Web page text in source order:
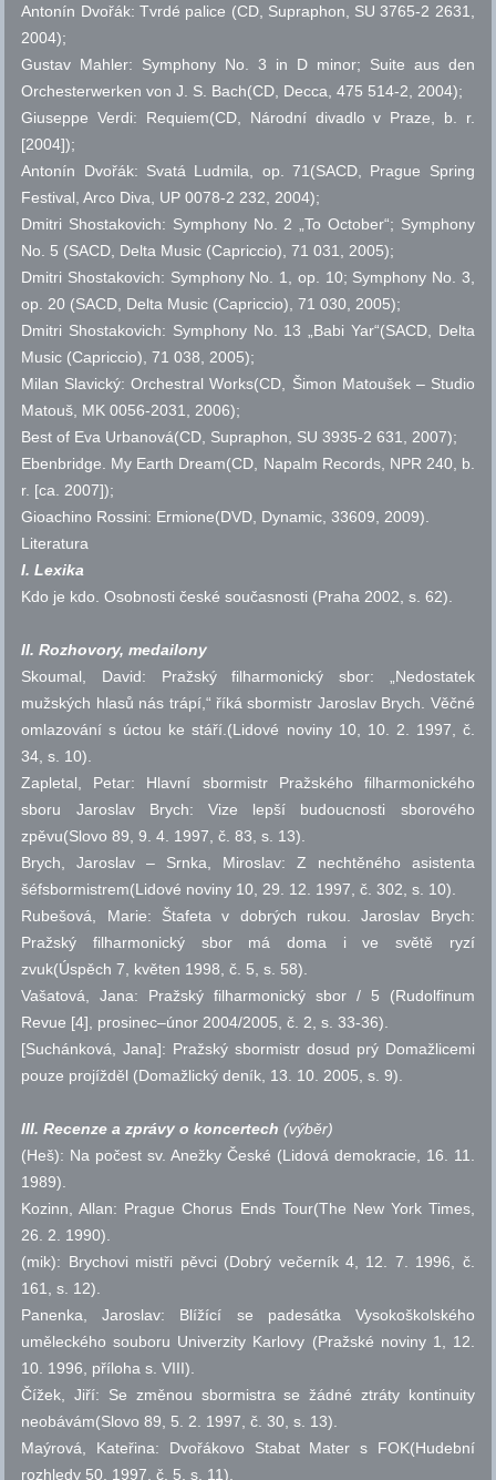
Antonín Dvořák: Tvrdé palice (CD, Supraphon, SU 3765-2 2631,
2004);
Gustav Mahler: Symphony No. 3 in D minor; Suite aus den
Orchesterwerken von J. S. Bach(CD, Decca, 475 514-2, 2004);
Giuseppe Verdi: Requiem(CD, Národní divadlo v Praze, b. r.
[2004]);
Antonín Dvořák: Svatá Ludmila, op. 71(SACD, Prague Spring
Festival, Arco Diva, UP 0078-2 232, 2004);
Dmitri Shostakovich: Symphony No. 2 „To October“; Symphony
No. 5 (SACD, Delta Music (Capriccio), 71 031, 2005);
Dmitri Shostakovich: Symphony No. 1, op. 10; Symphony No. 3,
op. 20 (SACD, Delta Music (Capriccio), 71 030, 2005);
Dmitri Shostakovich: Symphony No. 13 „Babi Yar“(SACD, Delta
Music (Capriccio), 71 038, 2005);
Milan Slavický: Orchestral Works(CD, Šimon Matoušek – Studio
Matouš, MK 0056-2031, 2006);
Best of Eva Urbanová(CD, Supraphon, SU 3935-2 631, 2007);
Ebenbridge. My Earth Dream(CD, Napalm Records, NPR 240, b.
r. [ca. 2007]);
Gioachino Rossini: Ermione(DVD, Dynamic, 33609, 2009).
Literatura
I. Lexika
Kdo je kdo. Osobnosti české současnosti (Praha 2002, s. 62).
II. Rozhovory, medailony
Skoumal, David: Pražský filharmonický sbor: „Nedostatek
mužských hlasů nás trápí,“ říká sbormistr Jaroslav Brych. Věčné
omlazování s úctou ke stáří.(Lidové noviny 10, 10. 2. 1997, č.
34, s. 10).
Zapletal, Petar: Hlavní sbormistr Pražského filharmonického
sboru Jaroslav Brych: Vize lepší budoucnosti sborového
zpěvu(Slovo 89, 9. 4. 1997,č. 83, s. 13).
Brych, Jaroslav – Srnka, Miroslav: Z nechtěného asistenta
šéfsbormistrem(Lidové noviny 10, 29. 12. 1997,č. 302, s. 10).
Rubešová, Marie: Štafeta v dobrých rukou. Jaroslav Brych:
Pražský filharmonický sbor má doma i ve světě ryzí
zvuk(Úspěch 7, květen 1998,č. 5, s. 58).
Vašatová, Jana: Pražský filharmonický sbor / 5 (Rudolfinum
Revue [4], prosinec–únor 2004/2005,č. 2, s. 33-36).
[Suchánková, Jana]: Pražský sbormistr dosud prý Domažlicemi
pouze projížděl (Domažlický deník, 13. 10. 2005, s. 9).
III. Recenze a zprávy o koncertech (výběr)
(Heš): Na počestsv. Anežky České (Lidová demokracie, 16. 11.
1989).
Kozinn, Allan: Prague Chorus Ends Tour(The New York Times,
26. 2. 1990).
(mik): Brychovi mistři pěvci (Dobrý večerník 4, 12. 7. 1996, č.
161, s. 12).
Panenka, Jaroslav: Blížící se padesátka Vysokoškolského
uměleckého souboru Univerzity Karlovy (Pražské noviny 1, 12.
10. 1996, příloha s. VIII).
Čížek, Jiří: Se změnou sbormistra se žádné ztráty kontinuity
neobávám(Slovo 89, 5. 2. 1997,č. 30, s. 13).
Maýrová, Kateřina: Dvořákovo Stabat Mater s FOK(Hudební
rozhledy 50, 1997,č. 5, s. 11).